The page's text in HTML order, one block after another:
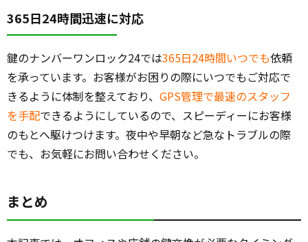
365日24時間迅速に対応
鍵のナンバーワンロック24では365日24時間いつでも依頼
を承っています。お客様がお困りの際にいつでもご対応で
きるように体制を整えており、 GPS管理で最速のスタッフ
を手配できるようにしているので、スピーディーにお客様
のもとへ駆けつけます。夜中や早朝など急なトラブルの際
でも、お気軽にお問い合わせください。
まとめ